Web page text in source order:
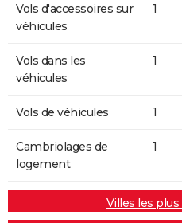
Vols d'accessoires sur
véhicules
1
Vols dans les
véhicules
1
Vols de véhicules 1
Cambriolages de
logement
1
Villes les